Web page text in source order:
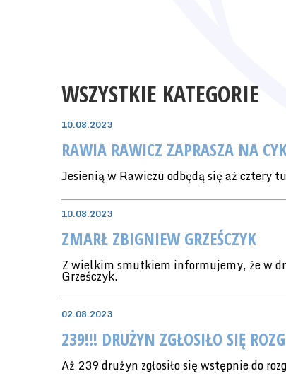
WSZYSTKIE KATEGORIE
10.08.2023
RAWIA RAWICZ ZAPRASZA NA
Jesienią w Rawiczu odbędą się aż cztery
10.08.2023
ZMARŁ ZBIGNIEW GRZEŚCZYK
Z wielkim smutkiem informujemy, że w
Grześczyk.
02.08.2023
239!!! DRUŻYN ZGŁOSIŁO SIĘ
Aż 239 drużyn zgłosiło się wstępnie do